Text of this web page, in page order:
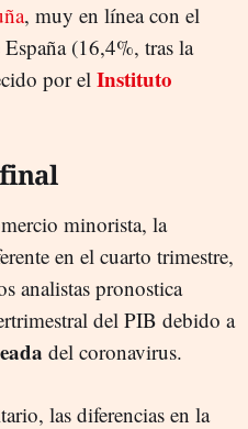
, muy en línea con el
(16,4%, tras la
por el Instituto
minorista, la
en el cuarto trimestre,
analistas pronostica
del PIB debido a
del coronavirus.
las diferencias en la